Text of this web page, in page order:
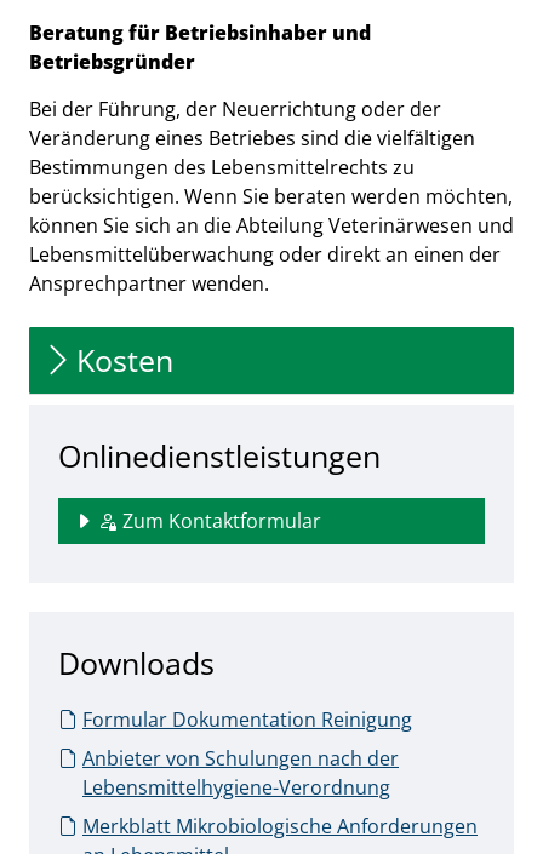
Beratung für Betriebsinhaber und
Betriebsgründer
Bei der Führung, der Neuerrichtung oder der
Veränderung eines Betriebes sind die vielfältigen
Bestimmungen des Lebensmittelrechts zu
berücksichtigen. Wenn Sie beraten werden möchten,
können Sie sich an die Abteilung Veterinärwesen und
Lebensmittelüberwachung oder direkt an einen der
Ansprechpartner wenden.
Kosten
Onlinedienstleistungen
Zum Kontaktformular
Downloads
Formular Dokumentation Reinigung
Anbieter von Schulungen nach der
Lebensmittelhygiene-Verordnung
Merkblatt Mikrobiologische Anforderungen